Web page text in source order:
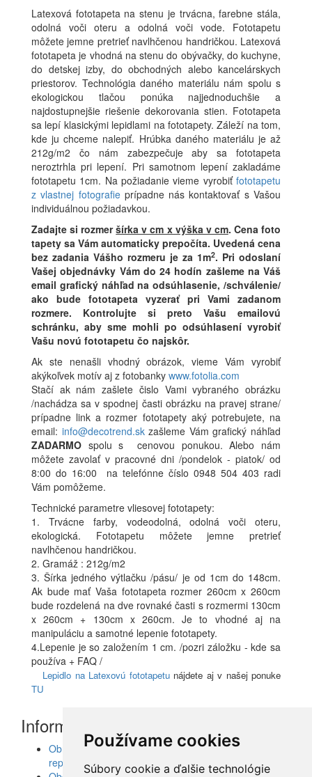
Používame cookies
Súbory cookie a ďalšie technológie
Latexová fototapeta na stenu je trvácna, farebne stála,
odolná voči oteru a odolná voči vode. Fototapetu
môžete jemne pretrieť navlhčenou handričkou. Latexová
fototapeta je vhodná na stenu do obývačky, do kuchyne,
do detskej izby, do obchodných alebo kancelárskych
priestorov. Technológia daného materiálu nám spolu s
ekologickou tlačou ponúka najjednoduchšie a
najdostupnejšie riešenie dekorovania stien. Fototapeta
sa lepí klasickými lepidlami na fototapety. Záleží na tom,
kde ju chceme nalepiť. Hrúbka daného materiálu je až
212g/m2 čo nám zabezpečuje aby sa fototapeta
neroztrhla pri lepení. Pri samotnom lepení zakladáme
fototapetu 1cm. Na požiadanie vieme vyrobiť fototapetu
z vlastnej fotografieprípadne nás kontaktovať s Vašou
individuálnou požiadavkou.
Zadajte si rozmeršírka v cm x výška v cm. Cena foto
tapety sa Vám automaticky prepočíta. Uvedená cena
bez zadania Vášho rozmeru je za 1m2. Pri odoslaní
Vašej objednávky Vám do 24 hodín zašleme na Váš
email grafický náhľad na odsúhlasenie, /schválenie/
ako bude fototapeta vyzerať pri Vami zadanom
rozmere. Kontrolujte si preto Vašu emailovú
schránku, aby sme mohli po odsúhlasení vyrobiť
Vašu novú fototapetu čo najskôr.
Ak ste nenašli vhodný obrázok, vieme Vám vyrobiť
akýkoľvek motív aj z fotobanky www.fotolia.com
Stačí ak nám zašlete čislo Vami vybraného obrázku
/nachádza sa v spodnej časti obrázku na pravej strane/
prípadne link a rozmer fototapety aký potrebujete, na
email: info@decotrend.skzašleme Vám grafický náhľad
ZADARMO spolu s cenovou ponukou. Alebo nám
môžete zavolať v pracovné dni /pondelok - piatok/ od
8:00 do 16:00 na telefónne číslo 0948 504 403 radi
Vám pomôžeme.
Technické parametre vliesovej fototapety:
1. Trvácne farby, vodeodolná, odolná voči oteru,
ekologická. Fototapetu môžete jemne pretrieť
navlhčenou handričkou.
2. Gramáž : 212g/m2
3. Šírka jedného výtlačku /pásu/ je od 1cm do 148cm.
Ak bude mať Vaša fototapeta rozmer 260cm x 260cm
bude rozdelená na dve rovnaké časti s rozmermi 130cm
x 260cm + 130cm x 260cm. Je to vhodné aj na
manipuláciu a samotné lepenie fototapety.
4.Lepenie je so založením 1 cm. /pozri záložku - kde sa
používa + FAQ /
Lepidlo na Latexovú fototapetunájdete aj v našej ponuke
TU
Informácie
Obrazy, nálepky, fototapety, šablóny, dekorácie,
reprodukcie